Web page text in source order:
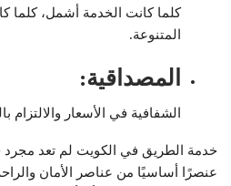
كلما كانت الخدمة أشمل، كلما
المتنوعة.
المصداقية:
الشفافية في الأسعار والالتزام
خدمة الطريق في الكويت لم تعد
عنصرًا أساسيًا من عناصر الأمان